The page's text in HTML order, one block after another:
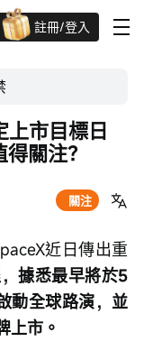
註冊/登入
迎新驚喜賞 股票/BTC等任你揀!
關注
市目標日
關注？
近日傳出重
據悉最早將於5
動全球路演，並
上市。